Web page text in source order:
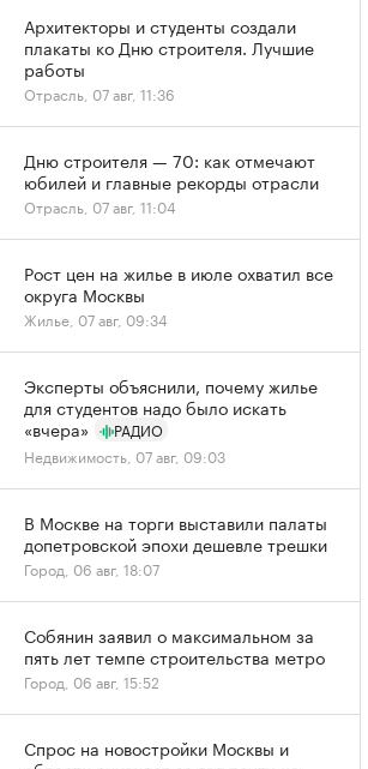
Архитекторы и студенты создали
плакаты ко Дню строителя. Лучшие
работы
Отрасль, 07 авг, 11:36
Дню строителя — 70: как отмечают
юбилей и главные рекорды отрасли
Отрасль, 07 авг, 11:04
Рост цен на жилье в июле охватил все
округа Москвы
Жилье, 07 авг, 09:34
Эксперты объяснили, почему жилье
для студентов надо было искать
«вчера»
РАДИО
Недвижимость, 07 авг, 09:03
В Москве на торги выставили палаты
допетровской эпохи дешевле трешки
Город, 06 авг, 18:07
Собянин заявил о максимальном за
пять лет темпе строительства метро
Город, 06 авг, 15:52
Спрос на новостройки Москвы и